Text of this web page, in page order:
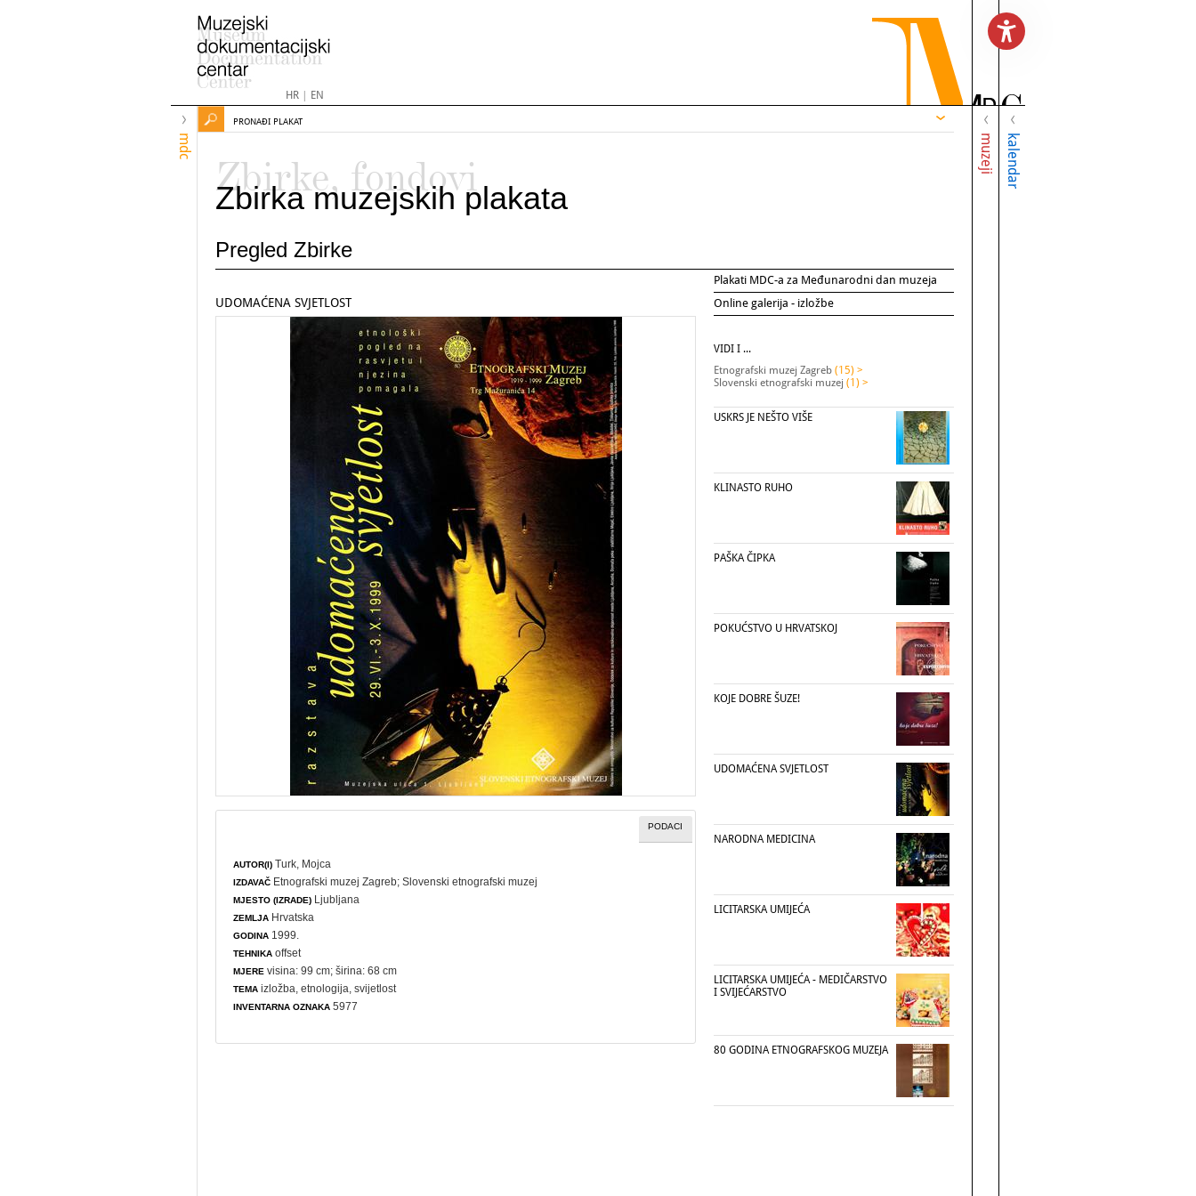
HR| EN
mdc muzeji kalendar
PRONAĐI PLAKAT
Zbirke, fondovi
Zbirka muzejskih plakata
Pregled Zbirke
Plakati MDC-a za Međunarodni dan muzeja
Online galerija - izložbe
UDOMAĆENA SVJETLOST
PODACI
AUTOR(I) Turk, Mojca
IZDAVAČ Etnografski muzej Zagreb;Slovenski etnografski muzej
MJESTO (IZRADE) Ljubljana
ZEMLJA Hrvatska
GODINA 1999.
TEHNIKA offset
MJERE visina: 99 cm; širina: 68 cm
TEMA izložba ,etnologija ,svijetlost
INVENTARNA OZNAKA 5977
VIDI I ...
Etnografski muzej Zagreb (15) >
Slovenski etnografski muzej (1) >
USKRS JE NEŠTO VIŠE
KLINASTO RUHO
PAŠKA ČIPKA
POKUĆSTVO U HRVATSKOJ
KOJE DOBRE ŠUZE!
UDOMAĆENA SVJETLOST
NARODNA MEDICINA
LICITARSKA UMIJEĆA
LICITARSKA UMIJEĆA - MEDIČARSTVO
I SVIJEĆARSTVO
80 GODINA ETNOGRAFSKOG MUZEJA